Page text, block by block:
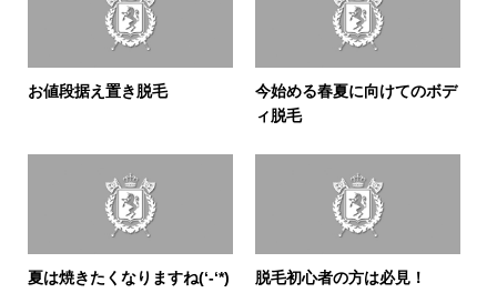
お値段据え置き脱毛
今始める春夏に向けてのボデ
ィ脱毛
夏は焼きたくなりますね(‘-‘*) 脱毛初心者の方は必見！